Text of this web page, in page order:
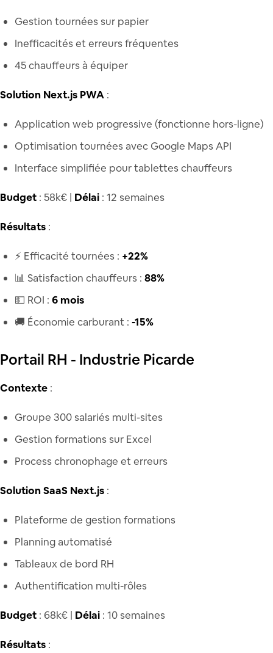
Gestion tournées sur papier
Inefficacités et erreurs fréquentes
45 chauffeurs à équiper
Solution Next.js PWA :
Application web progressive (fonctionne hors-ligne)
Optimisation tournées avec Google Maps API
Interface simplifiée pour tablettes chauffeurs
Budget : 58k€ | Délai : 12 semaines
Résultats :
⚡ Efficacité tournées : +22%
📊 Satisfaction chauffeurs : 88%
💵 ROI : 6 mois
🚚 Économie carburant : -15%
Portail RH - Industrie Picarde
Contexte :
Groupe 300 salariés multi-sites
Gestion formations sur Excel
Process chronophage et erreurs
Solution SaaS Next.js :
Plateforme de gestion formations
Planning automatisé
Tableaux de bord RH
Authentification multi-rôles
Budget : 68k€ | Délai : 10 semaines
Résultats :